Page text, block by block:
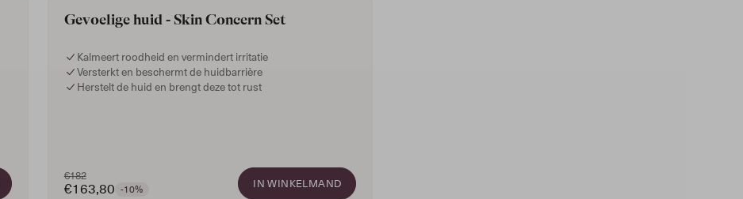
Gevoelige huid - Skin Concern Set
Kalmeert roodheid en vermindert irritatie
Versterkt en beschermt de huidbarrière
Herstelt de huid en brengt deze tot rust
€182
€163,80 -10% IN WINKELMAND